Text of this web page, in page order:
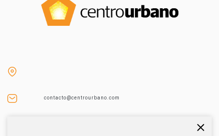
contacto@centrourbano.com